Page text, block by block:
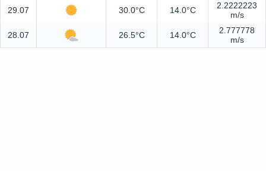
29.07 30.0°C 14.0°C
2.2222223
m/s
28.07 26.5°C 14.0°C
2.777778
m/s